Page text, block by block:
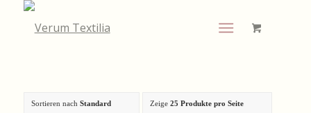
Sortieren nach Standard Zeige 25 Produkte pro Seite